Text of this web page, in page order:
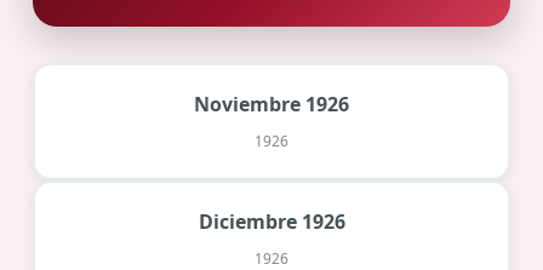
Noviembre 1926
1926
Diciembre 1926
1926